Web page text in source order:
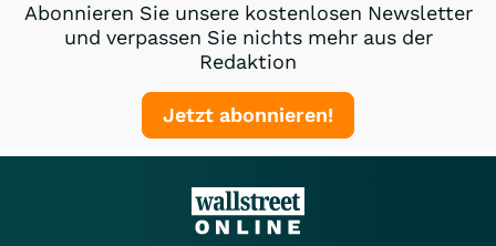
Abonnieren Sie unsere kostenlosen Newsletter
und verpassen Sie nichts mehr aus der
Redaktion
Jetzt abonnieren!